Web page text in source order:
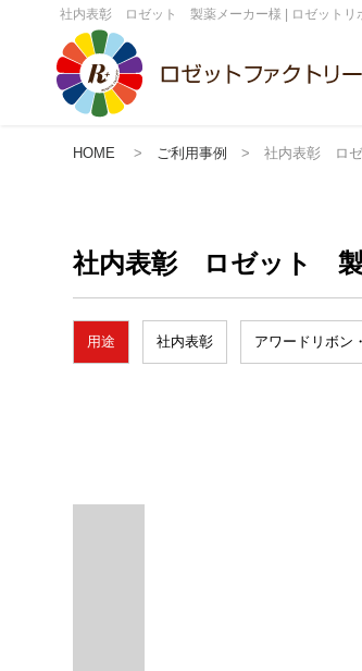
社内表彰 ロゼット 製薬メーカー様 | ロゼットリ
HOME > ご利用事例 > 社内表彰 ロゼ
社内表彰 ロゼット 製
用途 社内表彰 アワードリボン